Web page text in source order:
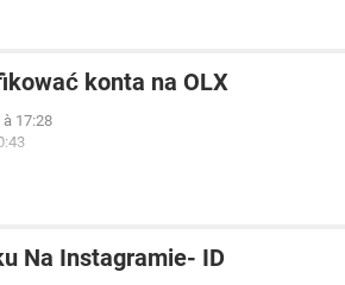
konta na OLX
17:28
Na Instagramie- ID